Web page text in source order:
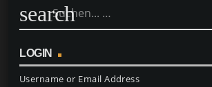
search
LOGIN
Username or Email Address